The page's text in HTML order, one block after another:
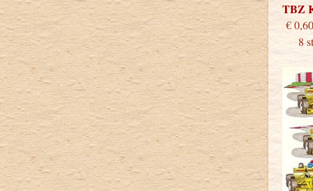
TBZ
8